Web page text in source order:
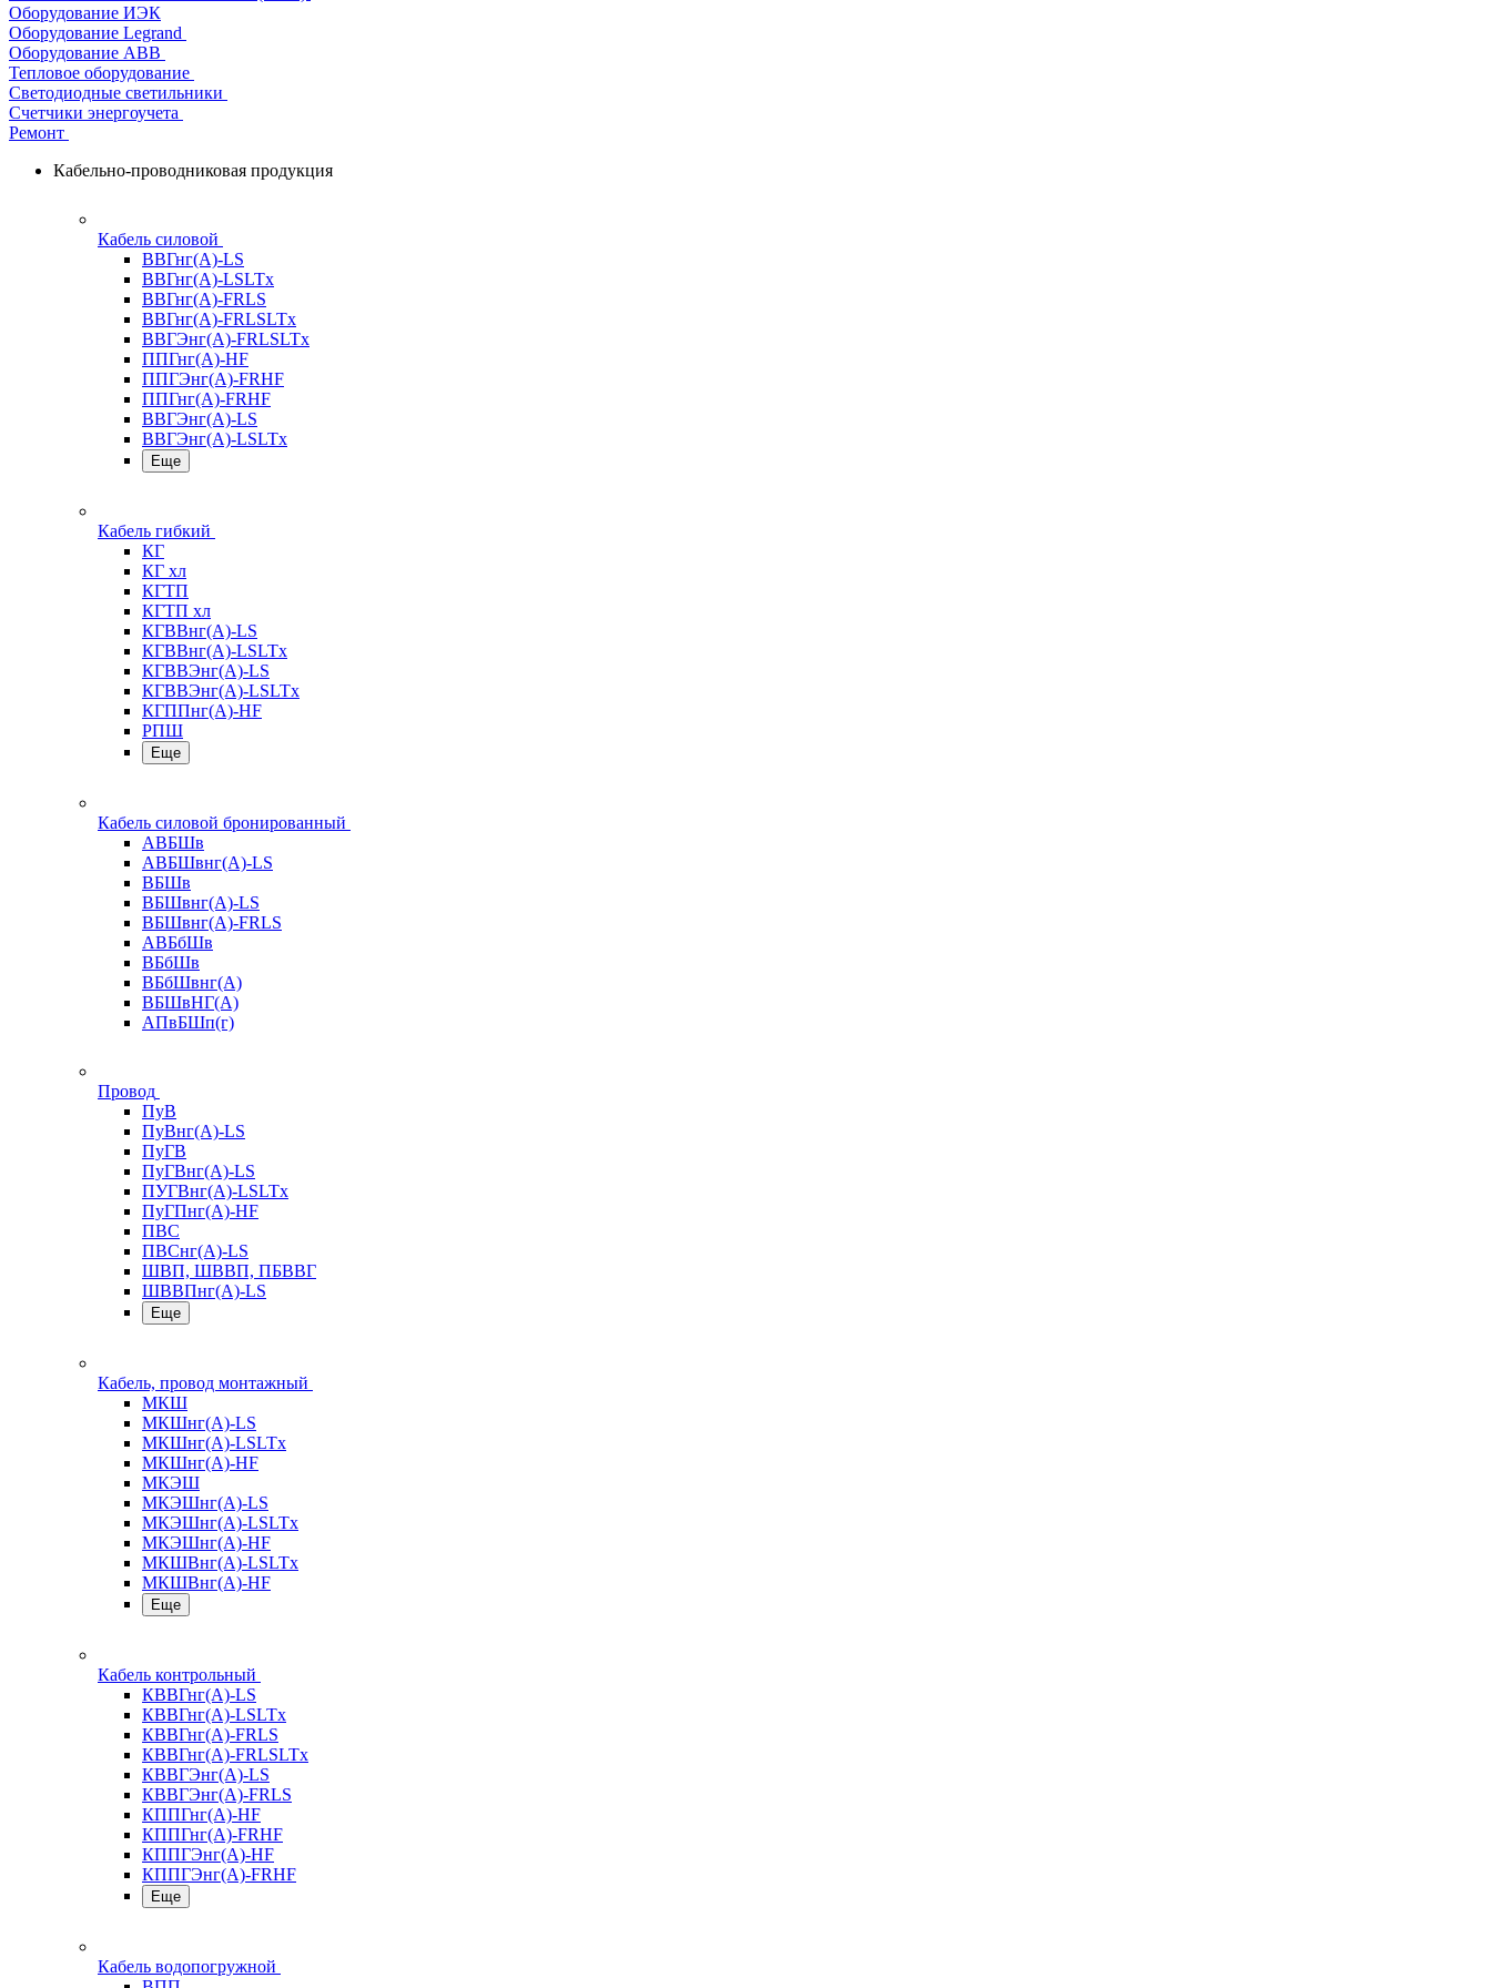
Оборудование ИЭК
Оборудование Legrand
Оборудование АВВ
Тепловое оборудование
Светодиодные светильники
Счетчики энергоучета
Ремонт
Кабельно-проводниковая продукция
Кабель силовой
ВВГнг(А)-LS
ВВГнг(А)-LSLTx
ВВГнг(А)-FRLS
ВВГнг(А)-FRLSLTx
ВВГЭнг(А)-FRLSLTx
ППГнг(А)-HF
ППГЭнг(А)-FRHF
ППГнг(А)-FRHF
ВВГЭнг(А)-LS
ВВГЭнг(А)-LSLTx
Еще
Кабель гибкий
КГ
КГ хл
КГТП
КГТП хл
КГВВнг(А)-LS
КГВВнг(А)-LSLTx
КГВВЭнг(А)-LS
КГВВЭнг(А)-LSLTx
КГППнг(А)-HF
РПШ
Еще
Кабель силовой бронированный
АВБШв
АВБШвнг(А)-LS
ВБШв
ВБШвнг(А)-LS
ВБШвнг(А)-FRLS
АВБбШв
ВБбШв
ВБбШвнг(А)
ВБШвНГ(А)
АПвБШп(г)
Провод
ПуВ
ПуВнг(А)-LS
ПуГВ
ПуГВнг(А)-LS
ПУГВнг(А)-LSLTx
ПуГПнг(А)-HF
ПВС
ПВСнг(А)-LS
ШВП, ШВВП, ПБВВГ
ШВВПнг(А)-LS
Еще
Кабель, провод монтажный
МКШ
МКШнг(А)-LS
МКШнг(А)-LSLTx
МКШнг(А)-HF
МКЭШ
МКЭШнг(А)-LS
МКЭШнг(А)-LSLTx
МКЭШнг(А)-HF
МКШВнг(A)-LSLTx
МКШВнг(А)-HF
Еще
Кабель контрольный
КВВГнг(А)-LS
КВВГнг(А)-LSLTx
КВВГнг(А)-FRLS
КВВГнг(А)-FRLSLTx
КВВГЭнг(А)-LS
КВВГЭнг(А)-FRLS
КППГнг(А)-HF
КППГнг(А)-FRHF
КППГЭнг(А)-HF
КППГЭнг(А)-FRHF
Еще
Кабель водопогружной